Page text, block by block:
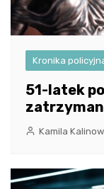
Kronika
51-latek
Kamila